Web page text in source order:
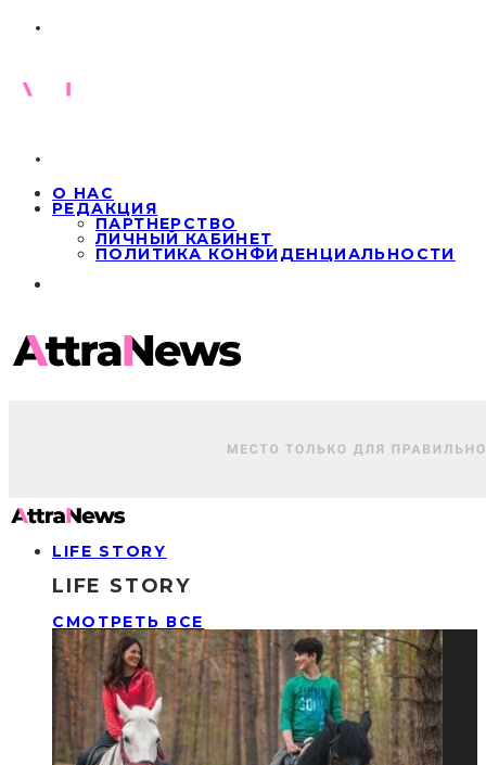
О НАС
РЕДАКЦИЯ
ПАРТНЕРСТВО
ЛИЧНЫЙ КАБИНЕТ
ПОЛИТИКА КОНФИДЕНЦИАЛЬНОСТИ
LIFE STORY
LIFE STORY
СМОТРЕТЬ ВСЕ